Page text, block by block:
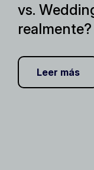
vs.
realmente?
Leer más